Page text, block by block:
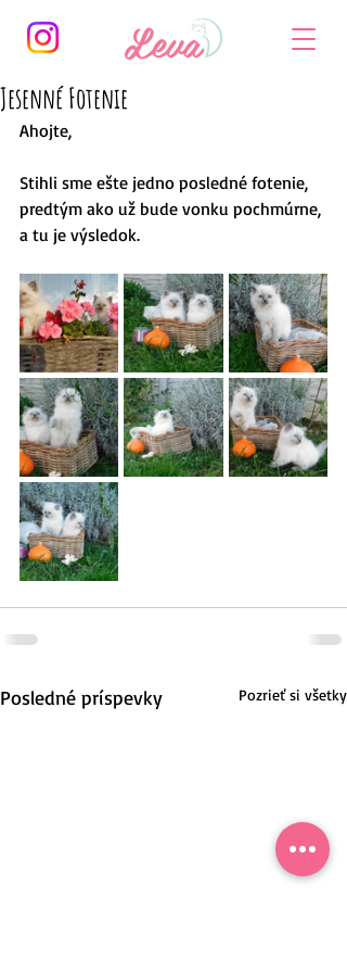
Jesenné Fotenie
Ahojte,
Stihli sme ešte jedno posledné fotenie,
predtým ako už bude vonku pochmúrne,
a tu je výsledok.
Posledné príspevky Pozrieť si všetky